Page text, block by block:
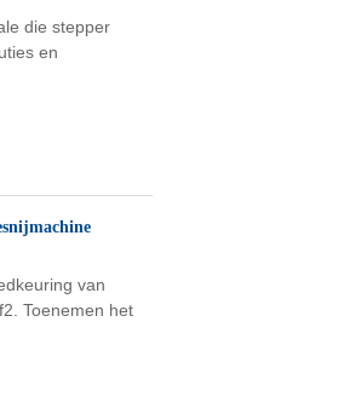
die stepper
en
van
Toenemen het